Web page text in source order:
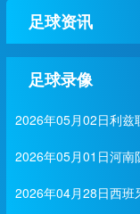
足球资讯
足球录像
2026年05月02日利兹
2026年05月01日河南
2026年04月28日西班